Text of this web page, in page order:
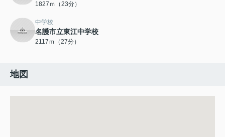
1827ｍ（23分）
中学校
名護市立東江中学校
2117ｍ（27分）
地図